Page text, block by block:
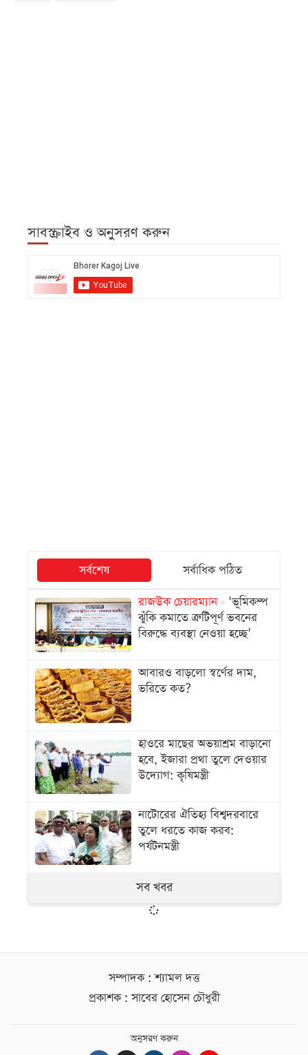
সাবস্ক্রাইব ও অনুসরণ করুন
সর্বশেষ
সর্বাধিক পঠিত
রাজউক চেয়ারম্যান
‘ভূমিকম্প
ঝুঁকি কমাতে ত্রুটিপূর্ণ ভবনের
বিরুদ্ধে ব্যবস্থা নেওয়া হচ্ছে’
আবারও বাড়লো স্বর্ণের দাম,
ভরিতে কত?
হাওরে মাছের অভয়াশ্রম বাড়ানো
হবে, ইজারা প্রথা তুলে দেওয়ার
উদ্যোগ: কৃষিমন্ত্রী
নাটোরের ঐতিহ্য বিশ্বদরবারে
তুলে ধরতে কাজ করব:
পর্যটনমন্ত্রী
সব খবর
সম্পাদক : শ্যামল দত্ত
প্রকাশক : সাবের হোসেন চৌধুরী
অনুসরণ করুন